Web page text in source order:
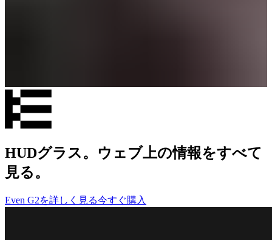
HUDグラス。ウェブ上の情報をすべて
見る。
Even G2を詳しく見る今すぐ購入